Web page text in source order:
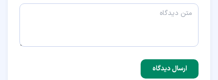
ارسال دیدگاه